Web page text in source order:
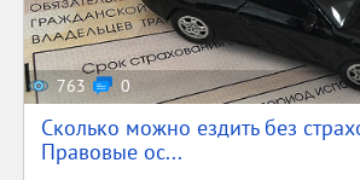
763 0
Сколько можно ездить без
Правовые ос...